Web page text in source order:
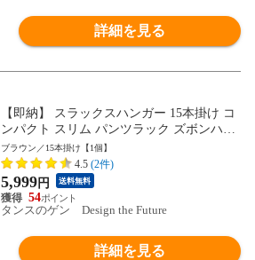
詳細を見る
【即納】 スラックスハンガー 15本掛け コ
ンパクト スリム パンツラック ズボンハン
ガー ボトムスハンガー 衣類 収納 クローゼ
ット タオルハンガー ラック パンツ スラッ
クス ズボン キャスター付 84300015〔ブラ
ウン(15本掛け)〕
ブラウン／15本掛け【1個】
4.5 (2件)
5,999円 送料無料
54
タンスのゲン Design the Future
詳細を見る